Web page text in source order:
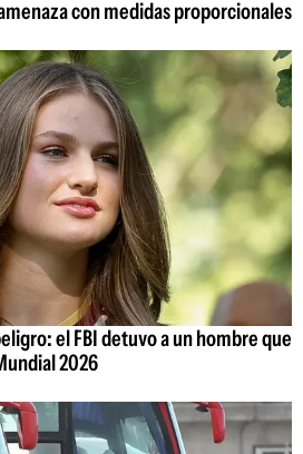
con medidas proporcionales
el FBI detuvo a un hombre que
2026